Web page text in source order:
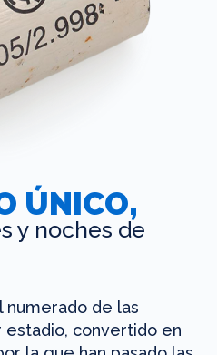
ÚNICO,
y noches de
numerado de las
estadio, convertido en